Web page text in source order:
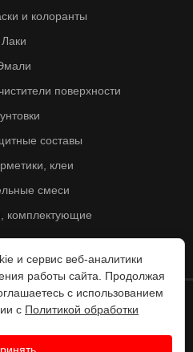
и колоранты
Лаки
поверхности
составы
клеи
смеси
комплектующие
товары
1995 - 2026
веб-сайта -
и сервис веб-аналитики
работы сайта. Продолжая
с использованием
с Политикой обработки